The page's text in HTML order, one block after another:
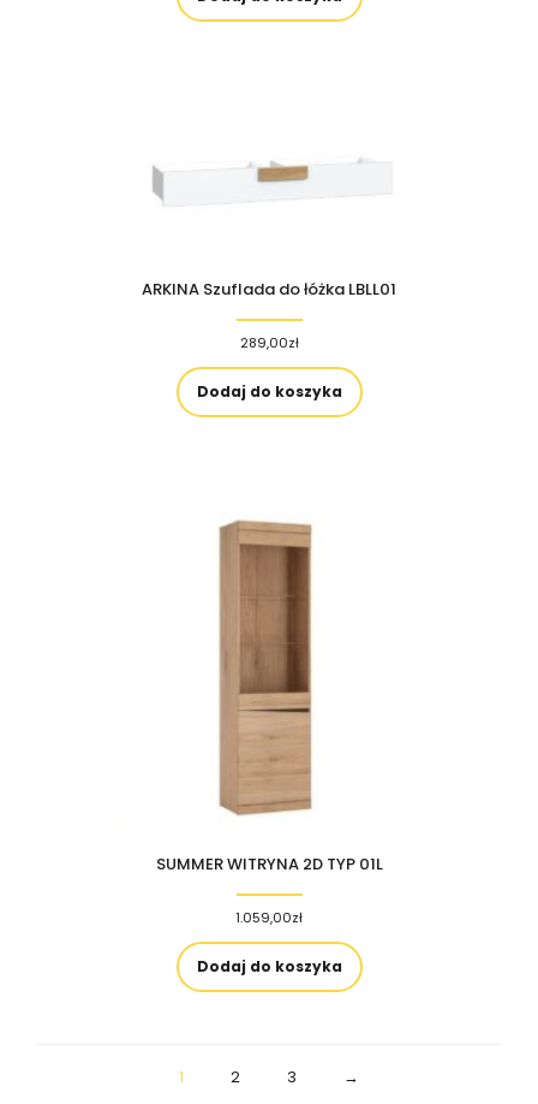
ARKINA Szuflada do łóżka LBLL01
289,00zł
Dodaj do koszyka
SUMMER WITRYNA 2D TYP 01L
1.059,00zł
Dodaj do koszyka
1 2 3 →